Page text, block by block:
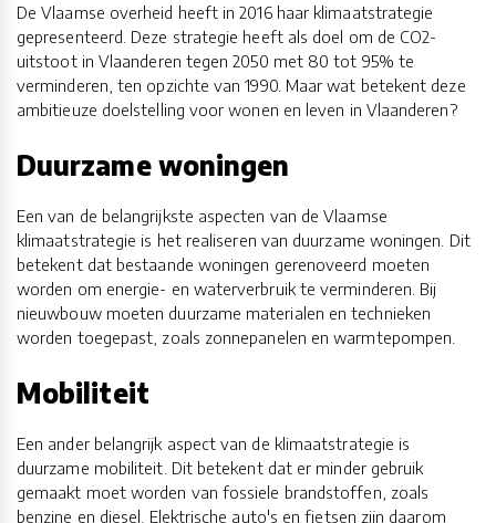
De Vlaamse overheid heeft in 2016 haar klimaatstrategie
gepresenteerd. Deze strategie heeft als doel om de CO2-
uitstoot in Vlaanderen tegen 2050 met 80 tot 95% te
verminderen, ten opzichte van 1990. Maar wat betekent deze
ambitieuze doelstelling voor wonen en leven in Vlaanderen?
Duurzame woningen
Een van de belangrijkste aspecten van de Vlaamse
klimaatstrategie is het realiseren van duurzame woningen. Dit
betekent dat bestaande woningen gerenoveerd moeten
worden om energie- en waterverbruik te verminderen. Bij
nieuwbouw moeten duurzame materialen en technieken
worden toegepast, zoals zonnepanelen en warmtepompen.
Mobiliteit
Een ander belangrijk aspect van de klimaatstrategie is
duurzame mobiliteit. Dit betekent dat er minder gebruik
gemaakt moet worden van fossiele brandstoffen, zoals
benzine en diesel. Elektrische auto's en fietsen zijn daarom